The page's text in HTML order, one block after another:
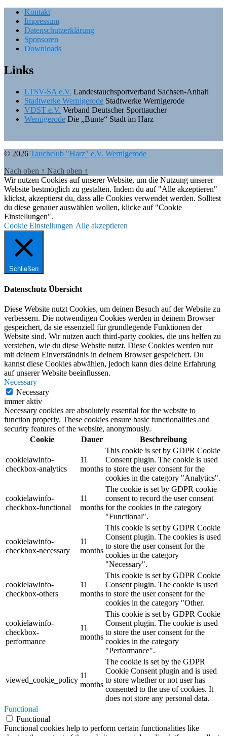
Kontakt
Impressum
Datenschutzerklärung
Sponsoren
Downloads
Links
LTSV-SA e.V. Landestauchsportverband Sachsen-Anhalt
Stadtwerke Wernigerode Stadtwerke Wernigerode
VDST e.V. Verband Deutscher Sporttaucher
Wernigerode Die „Bunte“ Stadt im Harz
© 2026 Tauchclub "Harz" e.V. Wernigerode
Nach oben ↑ Nach oben ↑
Wir nutzen Cookies auf unserer Website, um die Nutzung unserer
Website bestmöglich zu gestalten. Indem du auf "Alle akzeptieren"
klickst, akzeptierst du, dass alle Cookies verwendet werden. Solltest
du diese genauer auswählen wollen, klicke auf "Cookie
Einstellungen".
Cookie Einstellungen Alle akzeptieren
Schließen
Datenschutz Übersicht
Diese Website nutzt Cookies, um deinen Besuch auf der Website zu
verbessern. Die notwendigen Cookies werden in deinem Browser
gespeichert, da sie essenziell für grundlegende Funktionen der
Website sind. Wir nutzen auch third-party cookies, die uns helfen zu
verstehen, wie du diese Website nutzt. Diese Cookies werden nur
mit deinem Einverständnis in deinem Browser gespeichert. Du
kannst diese Cookies abwählen, jedoch kann dies deine Erfahrung
auf unserer Website beeinflussen.
Necessary
Necessary
immer aktiv
Necessary cookies are absolutely essential for the website to
function properly. These cookies ensure basic functionalities and
security features of the website, anonymously.
Cookie
Dauer Beschreibung
cookielawinfo-
checkbox-analytics
11
months
This cookie is set by GDPR Cookie
Consent plugin. The cookie is used
to store the user consent for the
cookies in the category "Analytics".
cookielawinfo-
checkbox-functional
11
months
The cookie is set by GDPR cookie
consent to record the user consent
for the cookies in the category
"Functional".
cookielawinfo-
checkbox-necessary
11
months
This cookie is set by GDPR Cookie
Consent plugin. The cookies is used
to store the user consent for the
cookies in the category
"Necessary".
cookielawinfo-
checkbox-others
11
months
This cookie is set by GDPR Cookie
Consent plugin. The cookie is used
to store the user consent for the
cookies in the category "Other.
cookielawinfo-
checkbox-
performance
11
months
This cookie is set by GDPR Cookie
Consent plugin. The cookie is used
to store the user consent for the
cookies in the category
"Performance".
viewed_cookie_policy
11
months
The cookie is set by the GDPR
Cookie Consent plugin and is used
to store whether or not user has
consented to the use of cookies. It
does not store any personal data.
Functional
Functional
Functional cookies help to perform certain functionalities like